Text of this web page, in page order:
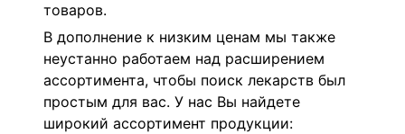
товаров.
В дополнение к низким ценам мы также
неустанно работаем над расширением
ассортимента, чтобы поиск лекарств был
простым для вас. У нас Вы найдете
широкий ассортимент продукции: